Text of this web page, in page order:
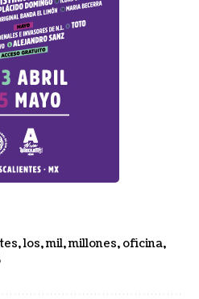
,los,mil,millones, oficina,